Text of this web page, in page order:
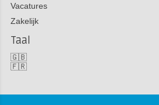
Vacatures
Zakelijk
Taal
🇬🇧
🇫🇷